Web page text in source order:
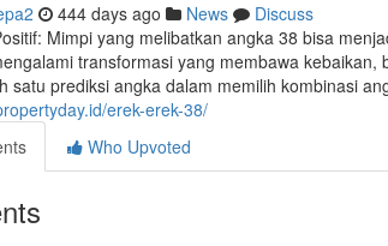
444 days ago News
Discuss
Mimpi yang melibatkan angka 38 bisa
transformasi yang membawa
satu prediksi angka dalam memilih kombinasi
erek-erek-38/
Who Upvoted